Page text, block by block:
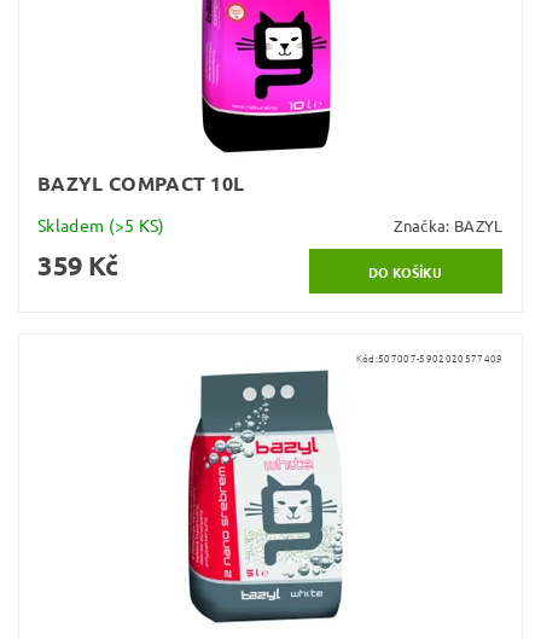
BAZYL COMPACT 10L
Skladem (>5 KS) Značka: BAZYL
359 Kč
Kód:507007-5902020577409